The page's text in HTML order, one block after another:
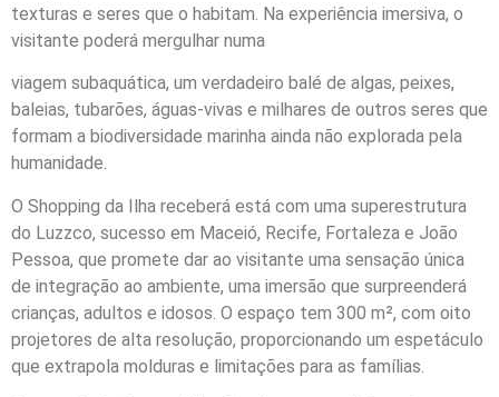
texturas e seres que o habitam. Na experiência imersiva, o
visitante poderá mergulhar numa
viagem subaquática, um verdadeiro balé de algas, peixes,
baleias, tubarões, águas-vivas e milhares de outros seres que
formam a biodiversidade marinha ainda não explorada pela
humanidade.
O Shopping da Ilha receberá está com uma superestrutura
do Luzzco, sucesso em Maceió, Recife, Fortaleza e João
Pessoa, que promete dar ao visitante uma sensação única
de integração ao ambiente, uma imersão que surpreenderá
crianças, adultos e idosos. O espaço tem 300 m², com oito
projetores de alta resolução, proporcionando um espetáculo
que extrapola molduras e limitações para as famílias.